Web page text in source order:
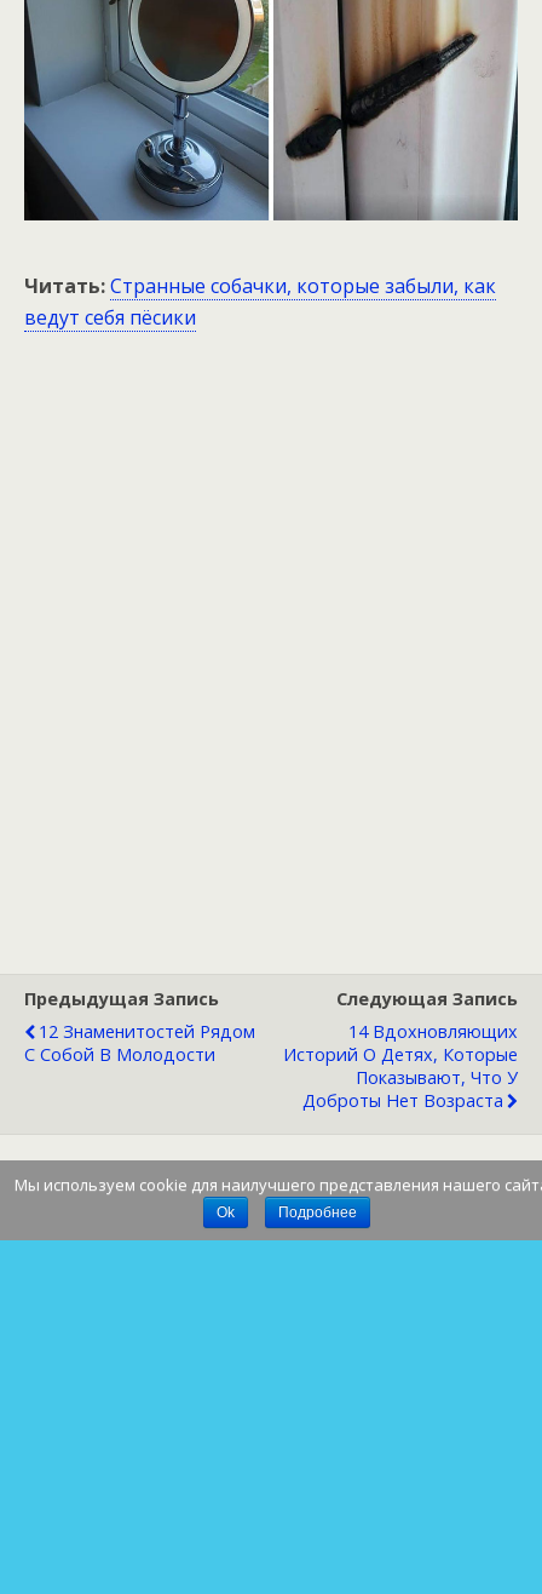
Читать:Странные собачки, которые забыли, как
ведут себя пёсики
Предыдущая Запись
12 Знаменитостей Рядом
С Собой В Молодости
Следующая Запись
14 Вдохновляющих
Историй О Детях, Которые
Показывают, Что У
Доброты Нет Возраста
Мы используем cookie для наилучшего представления нашего
Ok Подробнее
Наверх